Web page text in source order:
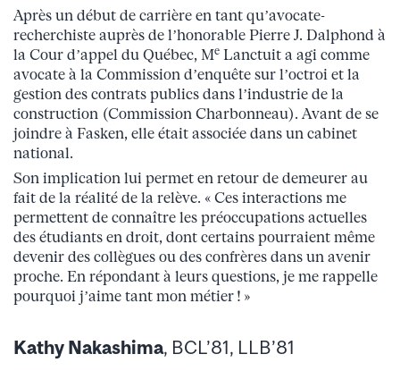
Après un début de carrière en tant qu’avocate-
recherchiste auprès de l’honorable Pierre J. Dalphond à
la Cour d’appel du Québec, Me Lanctuit a agi comme
avocate à la Commission d’enquête sur l’octroi et la
gestion des contrats publics dans l’industrie de la
construction (Commission Charbonneau). Avant de se
joindre à Fasken, elle était associée dans un cabinet
national.
Son implication lui permet en retour de demeurer au
fait de la réalité de la relève. « Ces interactions me
permettent de connaître les préoccupations actuelles
des étudiants en droit, dont certains pourraient même
devenir des collègues ou des confrères dans un avenir
proche. En répondant à leurs questions, je me rappelle
pourquoi j’aime tant mon métier ! »
Kathy Nakashima, BCL’81, LLB’81